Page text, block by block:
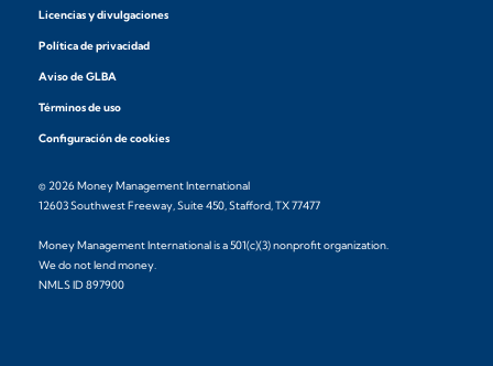
Licencias y divulgaciones
Política de privacidad
Aviso de GLBA
Términos de uso
Configuración de cookies
© 2026 Money Management International
12603 Southwest Freeway, Suite 450, Stafford, TX 77477
Money Management International is a 501(c)(3) nonprofit organization.
We do not lend money.
NMLS ID 897900